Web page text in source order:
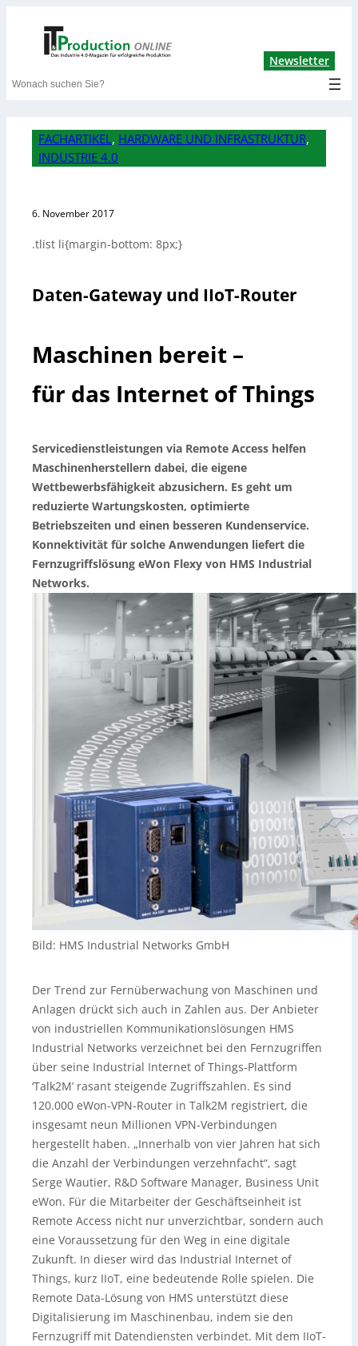
Newsletter
Search
FACHARTIKEL , HARDWARE UND INFRASTRUKTUR
INDUSTRIE 4.0
6. November 2017
.tlist li{margin-bottom: 8px;}
Daten-Gateway und IIoT-Router
Maschinen bereit –
für das Internet of Things
Servicedienstleistungen via Remote Access helfen
Maschinenherstellern dabei, die eigene
Wettbewerbsfähigkeit abzusichern. Es geht um
reduzierte Wartungskosten, optimierte
Betriebszeiten und einen besseren Kundenservice.
Konnektivität für solche Anwendungen liefert die
Fernzugriffslösung eWon Flexy von HMS Industrial
Networks.
Bild: HMS Industrial Networks GmbH
Der Trend zur Fernüberwachung von Maschinen und
Anlagen drückt sich auch in Zahlen aus. Der Anbieter
von industriellen Kommunikationslösungen HMS
Industrial Networks verzeichnet bei den Fernzugriffen
über seine Industrial Internet of Things-Plattform
‘Talk2M’ rasant steigende Zugriffszahlen. Es sind
120.000 eWon-VPN-Router in Talk2M registriert, die
insgesamt neun Millionen VPN-Verbindungen
hergestellt haben. „Innerhalb von vier Jahren hat sich
die Anzahl der Verbindungen verzehnfacht“, sagt
Serge Wautier, R&D Software Manager, Business Unit
eWon. Für die Mitarbeiter der Geschäftseinheit ist
Remote Access nicht nur unverzichtbar, sondern auch
eine Voraussetzung für den Weg in eine digitale
Zukunft. In dieser wird das Industrial Internet of
Things, kurz IIoT, eine bedeutende Rolle spielen. Die
Remote Data-Lösung von HMS unterstützt diese
Digitalisierung im Maschinenbau, indem sie den
Fernzugriff mit Datendiensten verbindet. Mit dem IIoT-